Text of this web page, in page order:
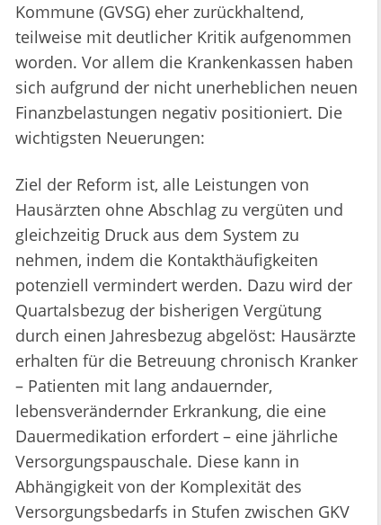
Kommune (GVSG) eher zurückhaltend,
teilweise mit deutlicher Kritik aufgenommen
worden. Vor allem die Krankenkassen haben
sich aufgrund der nicht unerheblichen neuen
Finanzbelastungen negativ positioniert. Die
wichtigsten Neuerungen:
Ziel der Reform ist, alle Leistungen von
Hausärzten ohne Abschlag zu vergüten und
gleichzeitig Druck aus dem System zu
nehmen, indem die Kontakthäufigkeiten
potenziell vermindert werden. Dazu wird der
Quartalsbezug der bisherigen Vergütung
durch einen Jahresbezug abgelöst: Hausärzte
erhalten für die Betreuung chronisch Kranker
– Patienten mit lang andauernder,
lebensverändernder Erkrankung, die eine
Dauermedikation erfordert – eine jährliche
Versorgungspauschale. Diese kann in
Abhängigkeit von der Komplexität des
Versorgungsbedarfs in Stufen zwischen GKV